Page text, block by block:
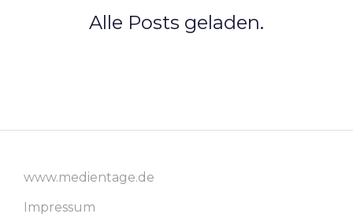
Alle Posts geladen.
www.medientage.de
Impressum